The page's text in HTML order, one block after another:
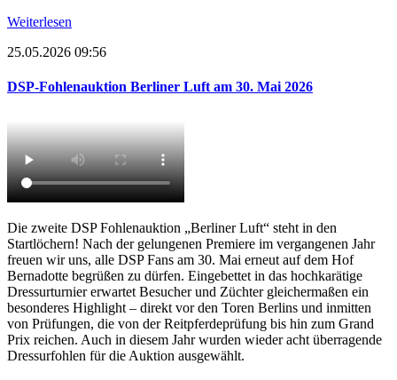
Weiterlesen
25.05.2026 09:56
DSP-Fohlenauktion Berliner Luft am 30. Mai 2026
Die zweite DSP Fohlenauktion „Berliner Luft“ steht in den
Startlöchern! Nach der gelungenen Premiere im vergangenen Jahr
freuen wir uns, alle DSP Fans am 30. Mai erneut auf dem Hof
Bernadotte begrüßen zu dürfen. Eingebettet in das hochkarätige
Dressurturnier erwartet Besucher und Züchter gleichermaßen ein
besonderes Highlight – direkt vor den Toren Berlins und inmitten
von Prüfungen, die von der Reitpferdeprüfung bis hin zum Grand
Prix reichen. Auch in diesem Jahr wurden wieder acht überragende
Dressurfohlen für die Auktion ausgewählt.